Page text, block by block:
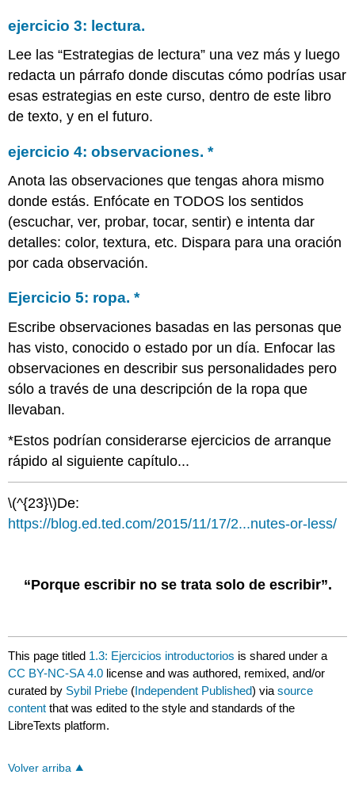
ejercicio 3: lectura.
Lee las “Estrategias de lectura” una vez más y luego
redacta un párrafo donde discutas cómo podrías usar
esas estrategias en este curso, dentro de este libro
de texto, y en el futuro.
ejercicio 4: observaciones.*
Anota las observaciones que tengas ahora mismo
donde estás. Enfócate en TODOS los sentidos
(escuchar, ver, probar, tocar, sentir) e intenta dar
detalles: color, textura, etc. Dispara para una oración
por cada observación.
Ejercicio 5: ropa.*
Escribe observaciones basadas en las personas que
has visto, conocido o estado por un día. Enfocar las
observaciones en describir sus personalidades pero
sólo a través de una descripción de la ropa que
llevaban.
*Estos podrían considerarse ejercicios de arranque
rápido al siguiente capítulo...
\(^{23}\)De:
https://blog.ed.ted.com/2015/11/17/2...nutes-or-less/
“Porque escribir no se trata solo de escribir”.
This page titled 1.3: Ejercicios introductorios is shared under a
CC BY-NC-SA 4.0 license and was authored, remixed, and/or
curated by Sybil Priebe (Independent Published) viasource
content that was edited to the style and standards of the
LibreTexts platform.
Volver arriba